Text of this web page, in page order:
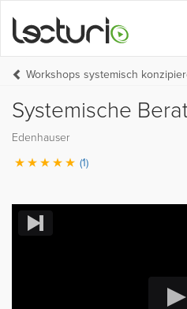
Workshops systemisch
Systemische
Edenhauser
(1)